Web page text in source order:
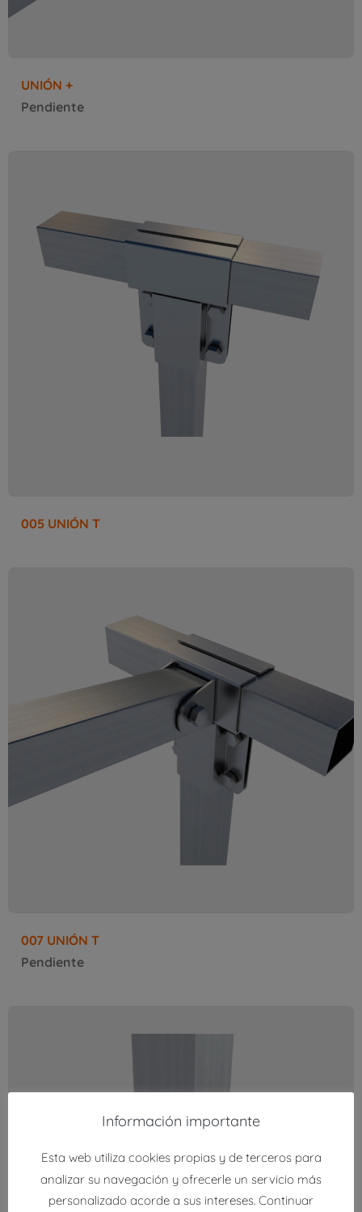
UNIÓN +
Pendiente
005 UNIÓN T
007 UNIÓN T
Pendiente
Información importante
Esta web utiliza cookies propias y de terceros para
analizar su navegación y ofrecerle un servicio más
personalizado acorde a sus intereses. Continuar